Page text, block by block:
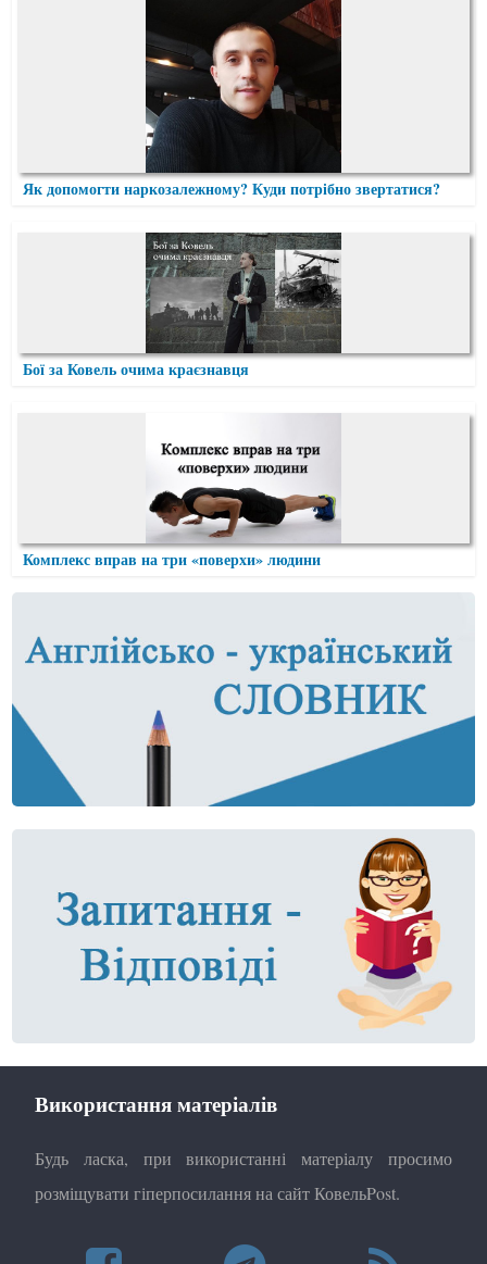
Як допомогти наркозалежному? Куди потрібно звертатися?
Бої за Ковель очима краєзнавця
Комплекс вправ на три «поверхи» людини
Використання матеріалів
Будь ласка, при використанні матеріалу просимо
розміщувати гіперпосилання на сайт КовельPost.